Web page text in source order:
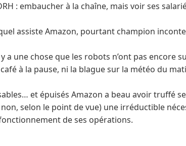
: embaucher à la chaîne, mais voir ses
assiste Amazon, pourtant champion
une chose que les robots n’ont pas encore su
à la pause, ni la blague sur la météo du
et épuisés Amazon a beau avoir truffé
selon le point de vue) une irréductible
de ses opérations.